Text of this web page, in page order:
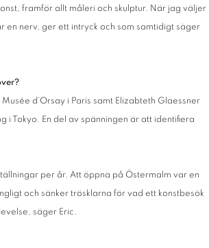
framför allt måleri och skulptur. När jag väljer
en nerv, ger ett intryck och som samtidigt säger
d’Orsay i Paris samt Elizabteth Glaessner
i Tokyo. En del av spänningen är att identifiera
per år. Att öppna på Östermalm var en
och sänker trösklarna för vad ett konstbesök
säger Eric.